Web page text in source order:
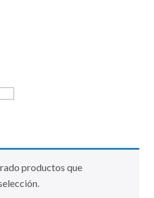
productos que